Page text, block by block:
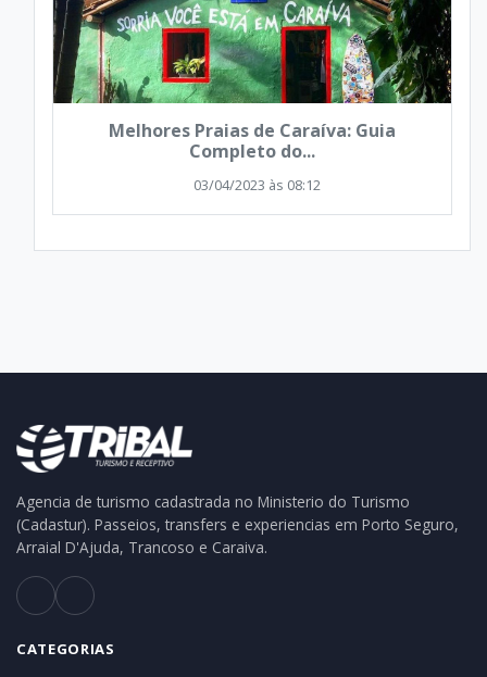
Melhores Praias de Caraíva: Guia
Completo do...
03/04/2023 às 08:12
Agencia de turismo cadastrada no Ministerio do Turismo
(Cadastur). Passeios, transfers e experiencias em Porto Seguro,
Arraial D'Ajuda, Trancoso e Caraiva.
CATEGORIAS